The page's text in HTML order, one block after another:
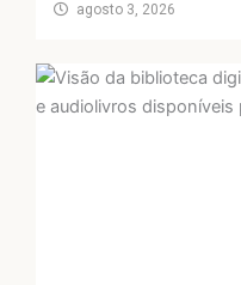
agosto 3, 2026